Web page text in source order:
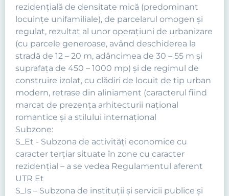
rezidenţială de densitate mică (predominant
locuinţe unifamiliale), de parcelarul omogen şi
regulat, rezultat al unor operaţiuni de urbanizare
(cu parcele generoase, având deschiderea la
stradă de 12 – 20 m, adâncimea de 30 – 55 m şi
suprafaţa de 450 – 1000 mp) şi de regimul de
construire izolat, cu clădiri de locuit de tip urban
modern, retrase din aliniament (caracterul fiind
marcat de prezenţa arhitecturii naţional
romantice şi a stilului internaţional
Subzone:
S_Et - Subzona de activităţi economice cu
caracter terţiar situate în zone cu caracter
rezidenţial – a se vedea Regulamentul aferent
UTR Et
S_Is – Subzona de instituţii şi servicii publice şi